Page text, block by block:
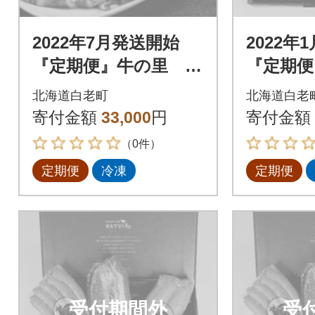
2022年7月発送開始
『定期便』牛の里 高
級黒毛和牛「白老牛」
の贅沢詰め合わせセ
ットB全3回
北海道白老町
寄付金額 33,000円
（0件）
定期便 冷凍
2022年1
『定期
トA・精
フトA・
フトA全
北海道白老
寄付金額
定期便
受付期間外 受